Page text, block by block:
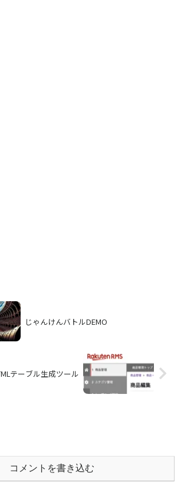
じゃんけんバトルDEMO
テーブル生成ツール
コメントを書き込む